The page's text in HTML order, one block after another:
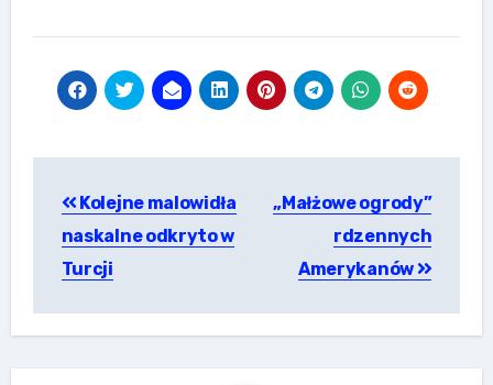
wpisu
Kolejne malowidła
naskalne odkryto w
Turcji
„Małżowe ogrody”
rdzennych
Amerykanów